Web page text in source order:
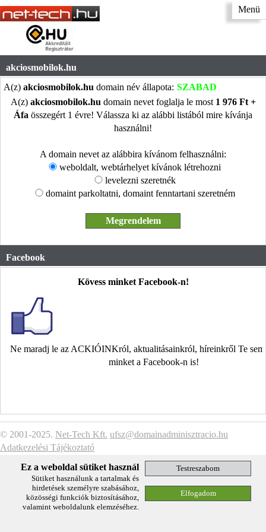
Menü
akciosmobilok.hu
A(z) akciosmobilok.hu domain név állapota: SZABAD
A(z) akciosmobilok.hu domain nevet foglalja le most 1 976 Ft +
Áfa összegért 1 évre! Válassza ki az alábbi listából mire kívánja
használni!
A domain nevet az alábbira kívánom felhasználni:
weboldalt, webtárhelyet kívánok létrehozni
levelezni szeretnék
domaint parkoltatni, domaint fenntartani szeretném
Facebook
Kövess minket Facebook-n!
Ne maradj le az ACKIÓINKról, aktualitásainkról, híreinkről Te
minket a Facebook-n is!
© 2001-2025. Net-Tech Kft. ufsz@domainadminisztracio.hu
Adatkezelési Tájékoztató
Ez a weboldal sütiket használ
Sütiket használunk a tartalmak és
hirdetések személyre szabásához,
közösségi funkciók biztosításához,
valamint weboldalunk elemzéséhez.